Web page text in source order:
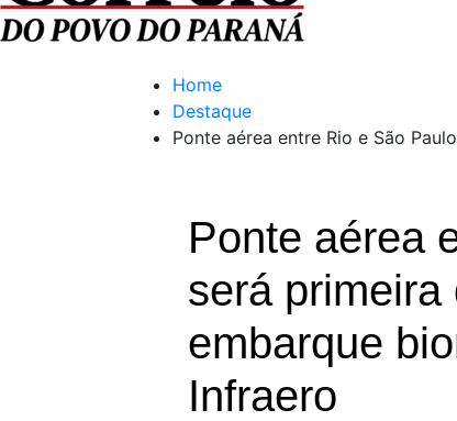
Home
Destaque
Ponte aérea entre Rio e São
Ponte aérea
será primeira
embarque
Infraero